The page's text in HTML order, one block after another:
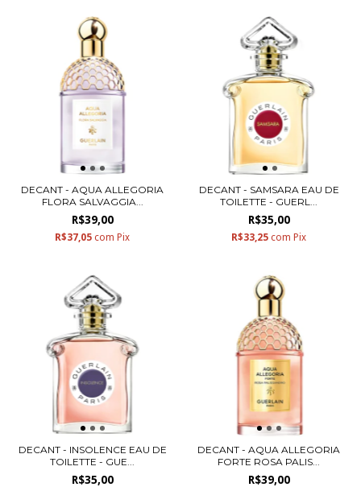
DECANT - AQUA ALLEGORIA
FLORA SALVAGGIA...
R$39,00
R$37,05 com Pix
DECANT - SAMSARA EAU DE
TOILETTE - GUERL...
R$35,00
R$33,25 com Pix
DECANT - INSOLENCE EAU DE
TOILETTE - GUE...
R$35,00
DECANT - AQUA ALLEGORIA
FORTE ROSA PALIS...
R$39,00